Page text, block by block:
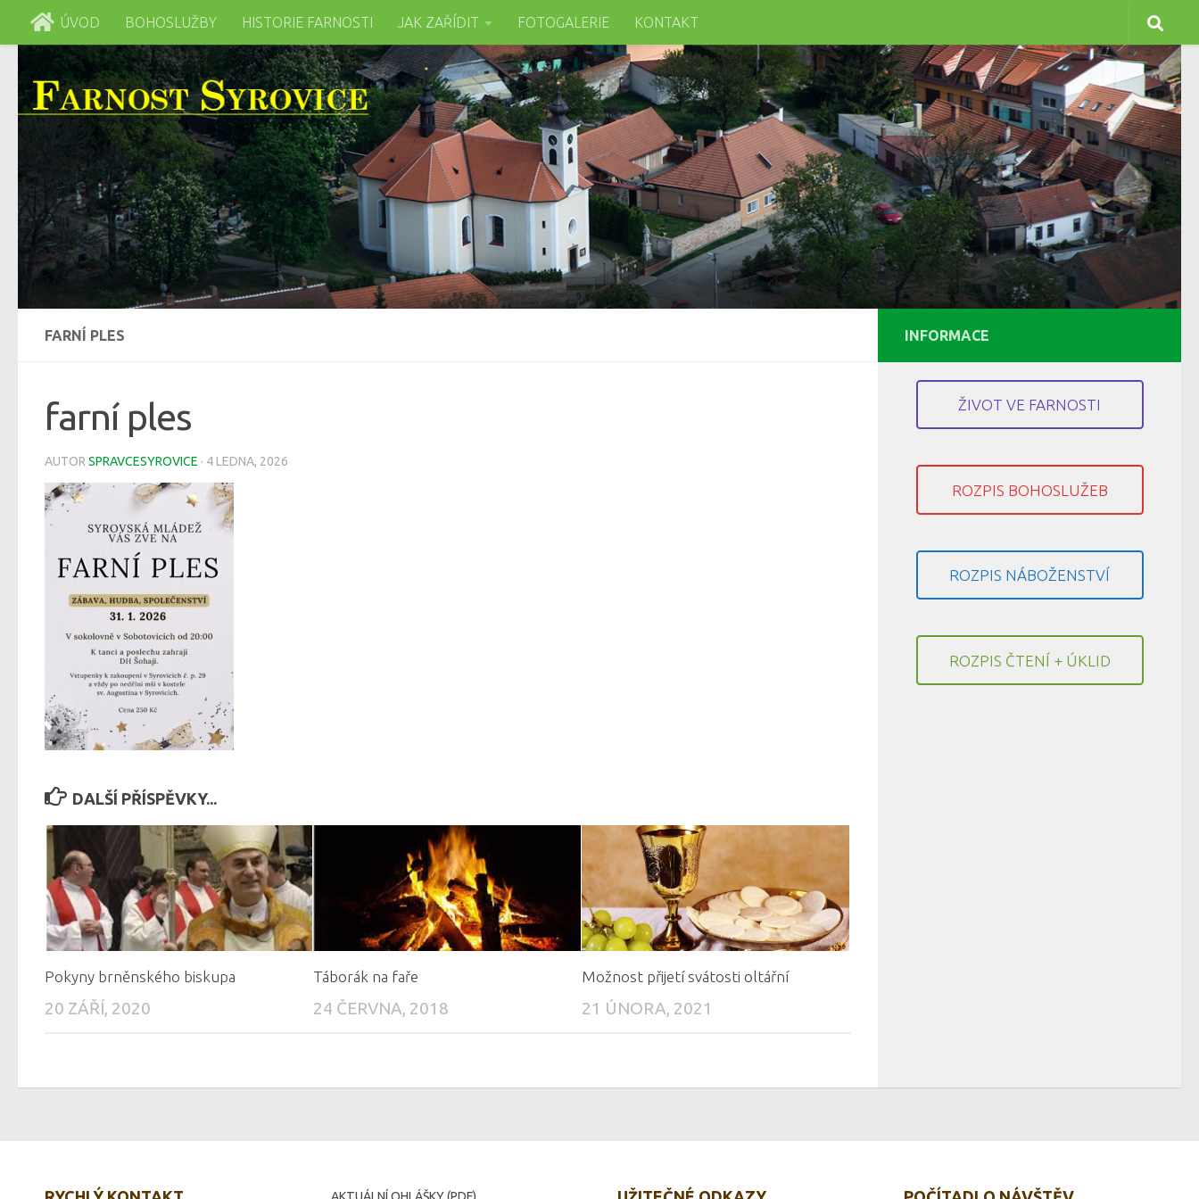
Skip to content
ÚVOD BOHOSLUŽBY HISTORIE FARNOSTI JAK ZAŘÍDIT FOTOGALERIE KONTAKT
FARNÍ PLES
farní ples
AUTOR SPRAVCESYROVICE · 4 LEDNA, 2026
DALŠÍ PŘÍSPĚVKY...
Pokyny brněnského biskupa
20 ZÁŘÍ, 2020
Táborák na faře
24 ČERVNA, 2018
Možnost přijetí svátosti oltářní
21 ÚNORA, 2021
INFORMACE
ŽIVOT VE FARNOSTI
ROZPIS BOHOSLUŽEB
ROZPIS NÁBOŽENSTVÍ
ROZPIS ČTENÍ + ÚKLID